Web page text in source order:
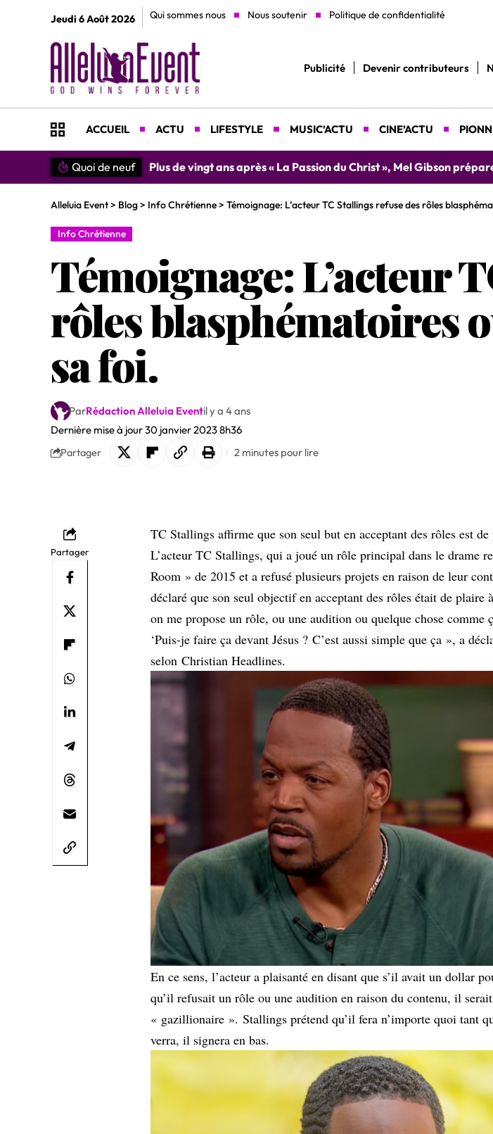
Jeudi 6 Août 2026 Qui sommes nous Nous soutenir Politique de confidentialité
Publicité Devenir contributeurs
ACCUEIL ACTU LIFESTYLE MUSIC’ACTU CINE’ACTU
Quoi de neuf »SIMPLEMENT MERCI » : Chantre Lyah donne rendez-vous le 9
Alleluia Event> Blog> Info Chrétienne> Témoignage: L’acteur TC Stallings refuse des rôles
Info Chrétienne
Témoignage: L’acteur
rôles blasphématoires
sa foi.
Dernière mise à jour 30 janvier 2023 8h36
ParRédaction Alleluia Eventil y a 4 ans
Partager 2 minutes pour lire
Partager
TC Stallings affirme que son seul but en acceptant des rôles est de
L’acteur TC Stallings, qui a joué un rôle principal dans le drame
Room » de 2015 et a refusé plusieurs projets en raison de leur
déclaré que son seul objectif en acceptant des rôles était de plaire
on me propose un rôle, ou une audition ou quelque chose comme
‘Puis-je faire ça devant Jésus ? C’est aussi simple que ça », a
selonChristian Headlines.
En ce sens, l’acteur a plaisanté en disant que s’il avait un dollar
qu’il refusait un rôle ou une audition en raison du contenu, il
« gazillionaire ». Stallings prétend qu’il fera n’importe quoi tant
verra, il signera en bas.